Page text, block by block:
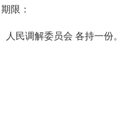
限：
民调解委员会 各持一份。